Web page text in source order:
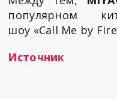
популярном
шоу «Call Me by
Источник